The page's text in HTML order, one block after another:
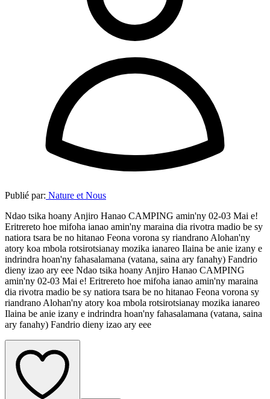
Publié par: Nature et Nous
Ndao tsika hoany Anjiro Hanao CAMPING amin'ny 02-03 Mai e!
Eritrereto hoe mifoha ianao amin'ny maraina dia rivotra madio be sy
natiora tsara be no hitanao Feona vorona sy riandrano Alohan'ny
atory koa mbola rotsirotsianay mozika ianareo Ilaina be anie izany e
indrindra hoan'ny fahasalamana (vatana, saina ary fanahy) Fandrio
dieny izao ary eee Ndao tsika hoany Anjiro Hanao CAMPING
amin'ny 02-03 Mai e! Eritrereto hoe mifoha ianao amin'ny maraina
dia rivotra madio be sy natiora tsara be no hitanao Feona vorona sy
riandrano Alohan'ny atory koa mbola rotsirotsianay mozika ianareo
Ilaina be anie izany e indrindra hoan'ny fahasalamana (vatana, saina
ary fanahy) Fandrio dieny izao ary eee